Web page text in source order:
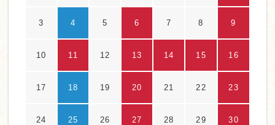
3 4 5 6 7 8 9
10 11 12 13 14 15 16
17 18 19 20 21 22 23
24 25 26 27 28 29 30